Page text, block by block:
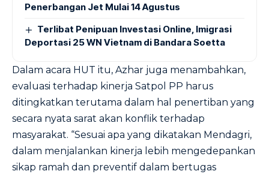
Penerbangan Jet Mulai 14 Agustus
Terlibat Penipuan Investasi Online, Imigrasi
Deportasi 25 WN Vietnam di Bandara Soetta
Dalam acara HUT itu, Azhar juga menambahkan,
evaluasi terhadap kinerja Satpol PP harus
ditingkatkan terutama dalam hal penertiban yang
secara nyata sarat akan konflik terhadap
masyarakat. “Sesuai apa yang dikatakan Mendagri,
dalam menjalankan kinerja lebih mengedepankan
sikap ramah dan preventif dalam bertugas